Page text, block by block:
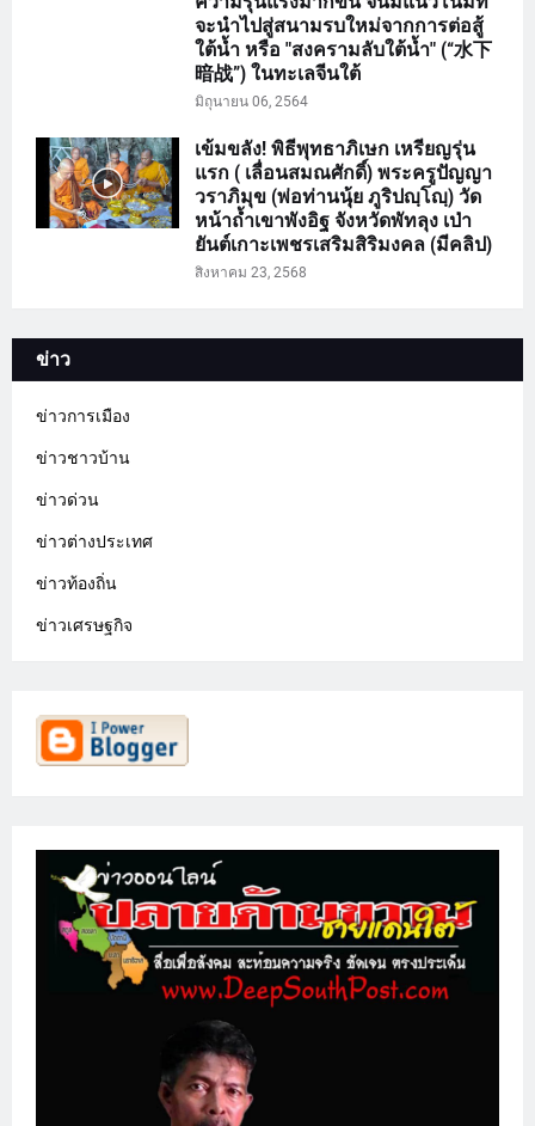
จะนำไปสู่สนามรบใหม่จากการต่อสู้
ใต้น้ำ หรือ "สงครามลับใต้น้ำ" (“水下
暗战”) ในทะเลจีนใต้
มิถุนายน 06, 2564
เข้มขลัง! พิธีพุทธาภิเษก เหรียญรุ่น
แรก ( เลื่อนสมณศักดิ์) พระครูปัญญา
วราภิมุข (พ่อท่านนุ้ย ภูริปญฺโญฺ) วัด
หน้าถ้ำเขาพังอิฐ จังหวัดพัทลุง เป่า
ยันต์เกาะเพชรเสริมสิริมงคล (มีคลิป)
สิงหาคม 23, 2568
ข่าว
ข่าวการเมือง
ข่าวชาวบ้าน
ข่าวด่วน
ข่าวต่างประเทศ
ข่าวท้องถิ่น
ข่าวเศรษฐกิจ